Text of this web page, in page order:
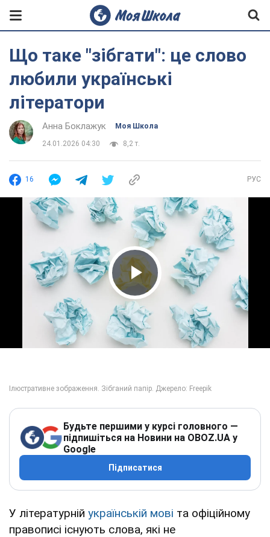
Що таке "зібгати": це слово
любили українські
літератори
Анна Боклажук Моя Школа
24.01.2026 04:30 8,2 т.
16 РУС
Play Video
Будьте першими у курсі головного —
підпишіться на Новини на OBOZ.UA у
Google
Підписатися
У літературній українській мові та офіційному
правописі існують слова, які не